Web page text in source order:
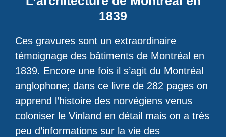
1839
Ces gravures sont un extraordinaire
témoignage des bâtiments de Montréal en
1839. Encore une fois il s’agit du Montréal
anglophone; dans ce livre de 282 pages on
apprend l’histoire des norvégiens venus
coloniser le Vinland en détail mais on a très
peu d’informations sur la vie des